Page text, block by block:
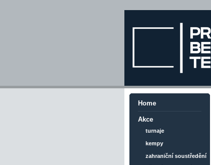
Home
Akce
turnaje
kempy
zahraniční soustředění